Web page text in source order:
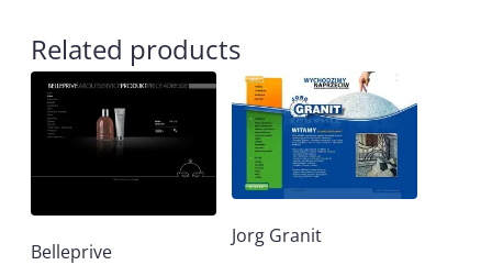
Related products
Belleprive
Jorg Granit